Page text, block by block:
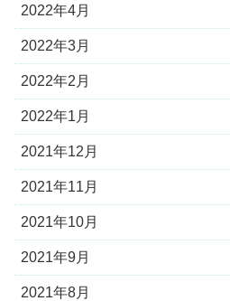
2022年4月
2022年3月
2022年2月
2022年1月
2021年12月
2021年11月
2021年10月
2021年9月
2021年8月